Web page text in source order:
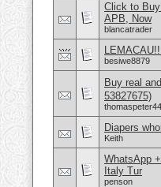
Click to
APB, Now
blancatrader
besiwe8879
Buy real
53827675)
Diapers
Keith
WhatsApp
Italy Tur
penson